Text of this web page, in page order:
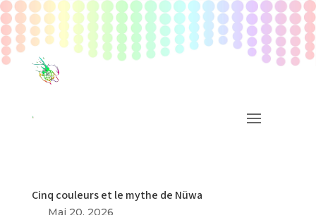
Cinq couleurs et le mythe de Nüwa
Mai 20, 2026